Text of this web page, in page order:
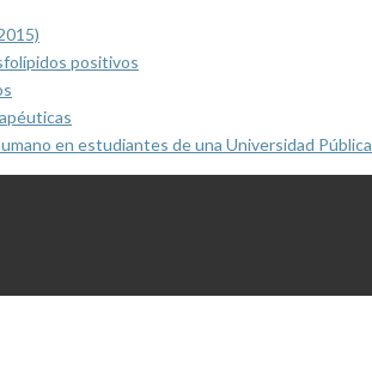
positivos
en estudiantes de una Universidad Pública